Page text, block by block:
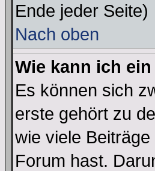
Ende jeder Seite)
Nach oben
Wie kann ich
Es können sich
erste gehört zu
wie viele
Forum hast.